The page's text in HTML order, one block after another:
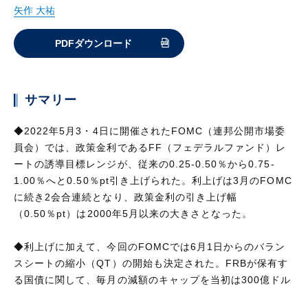
矢作 大祐
PDFダウンロード
サマリー
◆2022年5月3・4日に開催されたFOMC（連邦公開市場委
員会）では、政策金利であるFF（フェデラルファンド）レ
ートの誘導目標レンジが、従来の0.25-0.50％から0.75-
1.00％へと0.50％pt引き上げられた。利上げは3月のFOMC
に続き2会合連続となり、政策金利の引き上げ幅
（0.50％pt）は2000年5月以来の大きさとなった。
◆利上げに加えて、今回のFOMCでは6月1日からのバラン
スシートの縮小（QT）の開始も決定された。FRBが保有す
る国債に関して、毎月の減額のキャップを当初は300億ドル